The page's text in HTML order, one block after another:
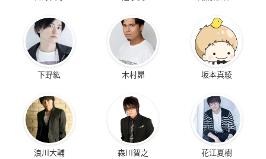
下野紘 木村昴 坂本真綾
浪川大輔 森川智之 花江夏樹